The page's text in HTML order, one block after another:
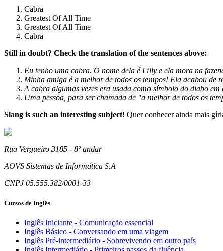
Cabra
Greatest Of All Time
Greatest Of All Time
Cabra
Still in doubt? Check the translation of the sentences above:
Eu tenho uma cabra. O nome dela é Lilly e ela mora na
Minha amiga é a melhor de todos os tempos! Ela acabou de
A cabra algumas vezes era usada como símbolo do diabo em
Uma pessoa, para ser chamada de "a melhor de todos os
Slang is such an interesting subject! Quer conhecer ainda mais
Rua Vergueiro 3185 - 8º andar
AOVS Sistemas de Informática S.A
CNPJ 05.555.382/0001-33
Cursos de Inglês
Inglês Iniciante - Comunicação essencial
Inglês Básico - Conversando em uma viagem
Inglês Pré-intermediário - Sobrevivendo em outro país